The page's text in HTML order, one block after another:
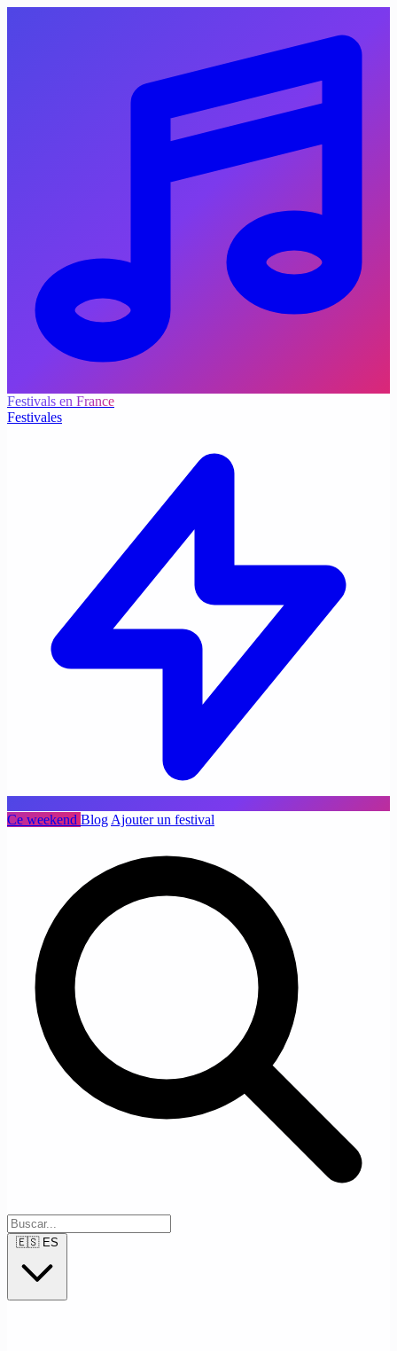
Festivals en France
Festivales
Ce weekend Blog Ajouter un festival
🇪🇸 ES